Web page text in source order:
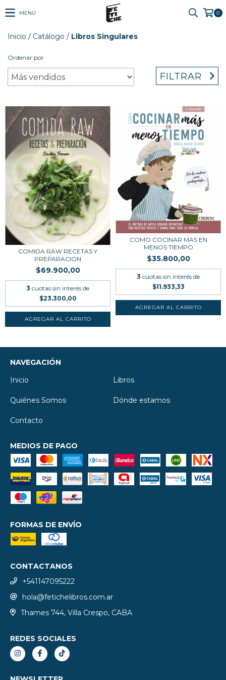
MENÚ 0
Inicio / Catálogo / Libros Singulares
Ordenar por
FILTRAR
COMIDA RAW RECETAS Y
PREPARACION
$69.900,00
3 cuotas sin interés de
$23.300,00
COMO COCINAR MAS EN
MENOS TIEMPO
$35.800,00
3 cuotas sin interés de
$11.933,33
NAVEGACIÓN
Inicio
Libros
Quiénes Somos Dónde estamos
Contacto
MEDIOS DE PAGO
FORMAS DE ENVÍO
CONTACTANOS
+541147095222
hola@fetichelibros.com.ar
Thames 744, Villa Crespo, CABA
REDES SOCIALES